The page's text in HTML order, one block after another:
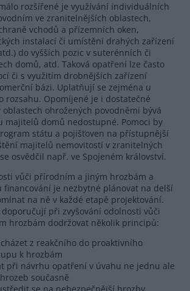
rozšířené je využívání individuálních
ve zranitelnějších oblastech,
vchodů a přízemních oken,
instalací či umístění drahých zařízení
do vyšších pozic v suterénních či
domů, atd. Taková opatření lze často
či s využitím drobnějších zařízení
bázi. Uplatňují se zejména u
rozsahu. Opomíjené je i dostatečné
ohrožených povodněmi bývá
majitelů domů nedostupné. Pomoci by
státu a pojišťoven na přístupnější
majitelů nemovitostí v zranitelných
osvědčil např. ve Spojeném království.
vůči přírodním a jiným hrozbám a
financování je nezbytné plánovat na delší
na ně v každé etapě projektování.
při zvyšování odolnosti vůči
hrozbám dodržovat několik principů:
z reakčního do proaktivního
k hrozbám
při návrhu opatření v úvahu ne jednu ale
současně